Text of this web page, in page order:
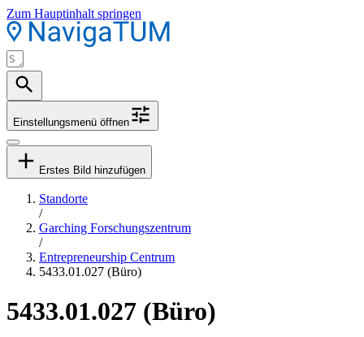
Zum Hauptinhalt springen
Einstellungsmenü öffnen
Erstes Bild hinzufügen
Standorte
/
Garching Forschungszentrum
/
Entrepreneurship Centrum
5433.01.027 (Büro)
5433.01.027 (Büro)